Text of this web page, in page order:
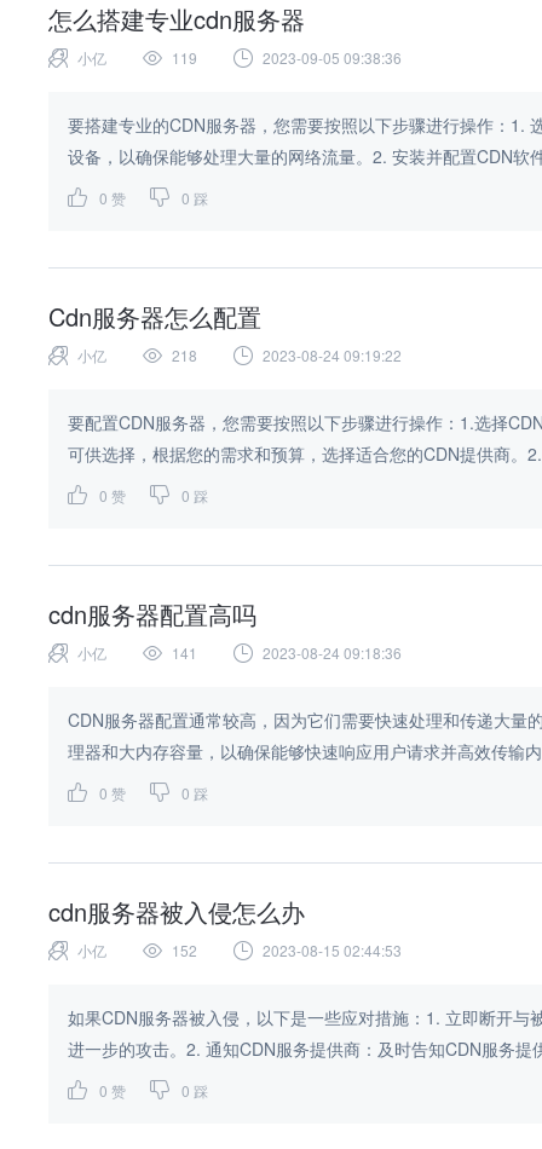
怎么搭建专业cdn服务器
小亿 119 2023-09-05 09:38:36
要搭建专业的CDN服务器，您需要按照以下步骤进行操作：1.
设备，以确保能够处理大量的网络流量。2. 安装并配置CDN软
0 赞 0 踩
Cdn服务器怎么配置
小亿 218 2023-08-24 09:19:22
要配置CDN服务器，您需要按照以下步骤进行操作：1.选择
可供选择，根据您的需求和预算，选择适合您的CDN提供商。
0 赞 0 踩
cdn服务器配置高吗
小亿 141 2023-08-24 09:18:36
CDN服务器配置通常较高，因为它们需要快速处理和传递大
理器和大内存容量，以确保能够快速响应用户请求并高效传输
0 赞 0 踩
cdn服务器被入侵怎么办
小亿 152 2023-08-15 02:44:53
如果CDN服务器被入侵，以下是一些应对措施：1. 立即断开
进一步的攻击。2. 通知CDN服务提供商：及时告知CDN服务提
0 赞 0 踩